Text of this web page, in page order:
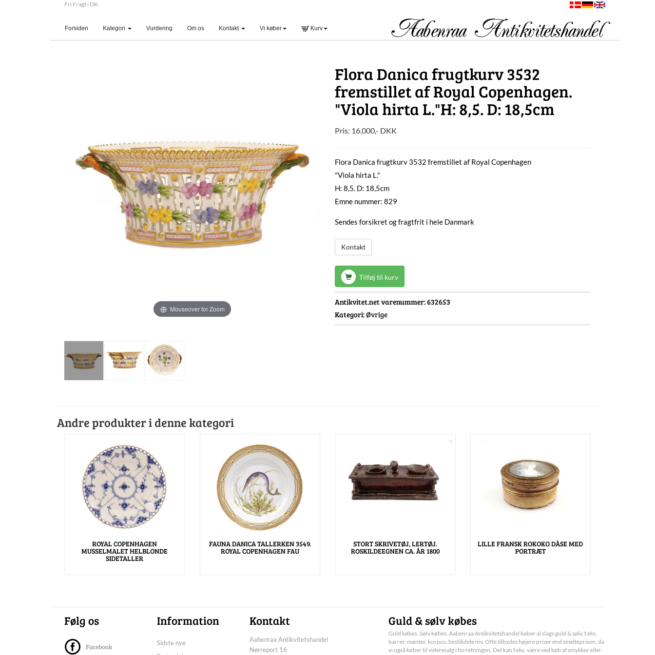
Fri Fragt i DK
Forsiden (current)Kategori Vurdering Om os Kontakt Vi køber Kurv
Mouseover for Zoom
Flora Danica frugtkurv 3532
fremstillet af Royal Copenhagen.
"Viola hirta L."H: 8,5. D: 18,5cm
Pris: 16.000,- DKK
Flora Danica frugtkurv 3532 fremstillet af Royal Copenhagen
"Viola hirta L."
H: 8,5. D: 18,5cm
Emne nummer: 829
Sendes forsikret og fragtfrit i hele Danmark
Kontakt
Tilføj til kurv
Antikvitet.net varenummer:632653
Kategori:Øvrige
Andre produkter i denne kategori
ROYAL COPENHAGEN
MUSSELMALET HELBLONDE
SIDETALLER
FAUNA DANICA TALLERKEN 3549.
ROYAL COPENHAGEN FAU
STORT SKRIVETØJ, LERTØJ.
ROSKILDEEGNEN CA. ÅR 1800
LILLE FRANSK ROKOKO DÅSE MED
PORTRÆT
Følg os
Facebook
Information
Sidste nye
Kontakt
Aabenraa Antikvitetshandel
Nørreport 16
Guld & sølv købes
Guld købes. Sølv købes. Aabenraa Antikvitetshandel køber al slags guld & sølv, f.eks.
barrer, mønter, korpus, bestikdele mv. Ofte tilbydes højere priser end smelteprisen, da
vi også køber til videresalg i forretningen. Det kan f.eks. være ved køb af smykker eller